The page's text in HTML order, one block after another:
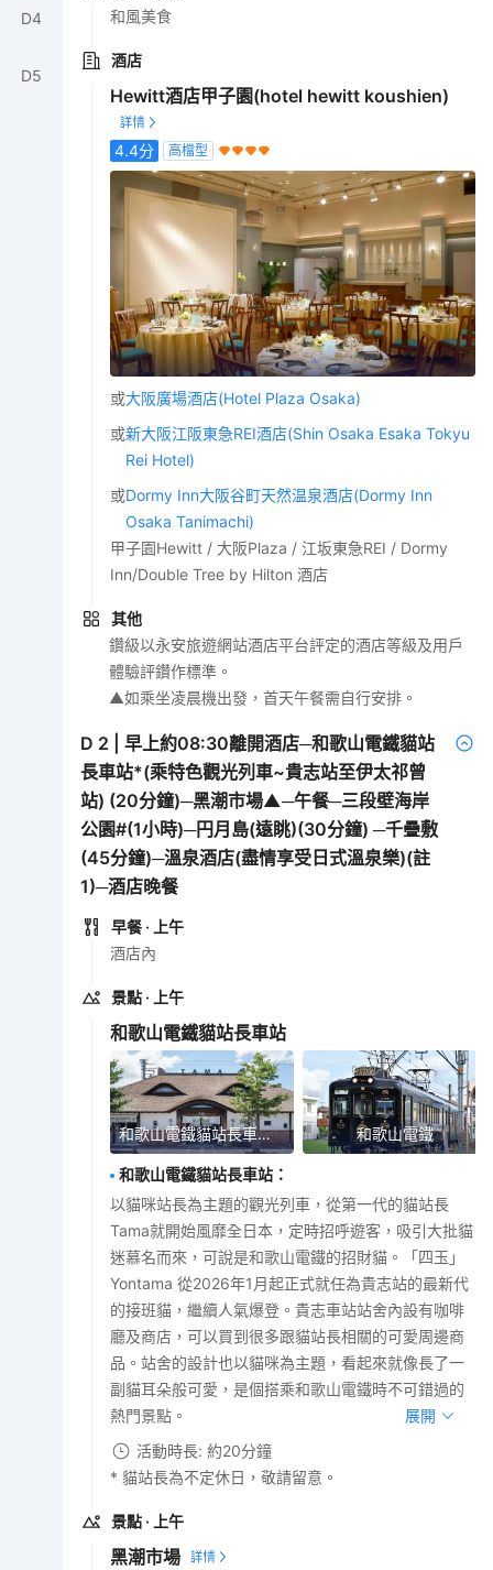
D4
D5
和風美食
酒店
Hewitt酒店甲子園(hotel hewitt koushien)
4.4分 高檔型
或大阪廣場酒店(Hotel Plaza Osaka)
或新大阪江阪東急REI酒店(Shin Osaka Esaka Tokyu
Rei Hotel)
或Dormy Inn大阪谷町天然温泉酒店(Dormy Inn
Osaka Tanimachi)
甲子園Hewitt / 大阪Plaza / 江坂東急REI / Dormy
Inn/Double Tree by Hilton 酒店
其他
鑽級以永安旅遊網站酒店平台評定的酒店等級及用戶
體驗評鑽作標準。
▲如乘坐凌晨機出發，首天午餐需自行安排。
D 2 |早上約08:30離開酒店─和歌山電鐵貓站
長車站*(乘特色觀光列車~貴志站至伊太祁曾
站) (20分鐘)─黑潮市場▲─午餐─三段壁海岸
公園#(1小時)─円月島(遠眺)(30分鐘) ─千疊敷
(45分鐘)─溫泉酒店(盡情享受日式溫泉樂)(註
1)─酒店晚餐
早餐 · 上午
酒店內
景點 · 上午
和歌山電鐵貓站長車站
和歌山電鐵貓站長車站~貴志車站 和歌山電鐵
和歌山電鐵貓站長車站 ：
以貓咪站長為主題的觀光列車，從第一代的貓站長
Tama就開始風靡全日本，定時招呼遊客，吸引大批貓
迷慕名而來，可說是和歌山電鐵的招財貓。「四玉」
Yontama 從2026年1月起正式就任為貴志站的最新代
的接班貓，繼續人氣爆登。貴志車站站舍內設有咖啡
廳及商店，可以買到很多跟貓站長相關的可愛周邊商
品。站舍的設計也以貓咪為主題，看起來就像長了一
副貓耳朵般可愛，是個搭乘和歌山電鐵時不可錯過的
熱門景點。
展開
活動時長: 約20分鐘
* 貓站長為不定休日，敬請留意。
景點 · 上午
黑潮市場